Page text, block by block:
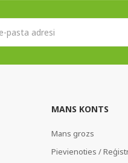
MANS KONTS
Mans grozs
Pievienoties /